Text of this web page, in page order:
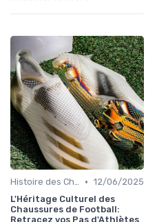
Histoire des Chaussures de Football • 12/06/2025
L'Héritage Culturel des
Chaussures de Football:
Retracez vos Pas d'Athlètes